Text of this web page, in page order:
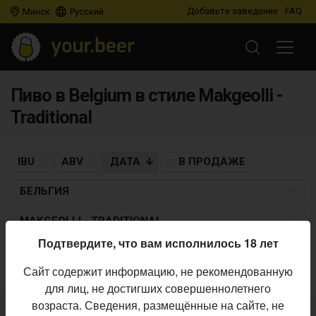
Минск Русский Добавьте заведение FAQ
Пиво в Belgium в стиле Makgeolli -
Traditional
IBU ABV ДАТА В ПРОДАЖЕ
БЕЛЬГИЯ
MAKGEOLLI - TRADITIONAL
Пиво по заданным критериям не найдено
Подтвердите, что вам исполнилось 18 лет
Сайт содержит информацию, не рекомендованную
для лиц, не достигших совершеннолетнего
возраста. Сведения, размещённые на сайте, не